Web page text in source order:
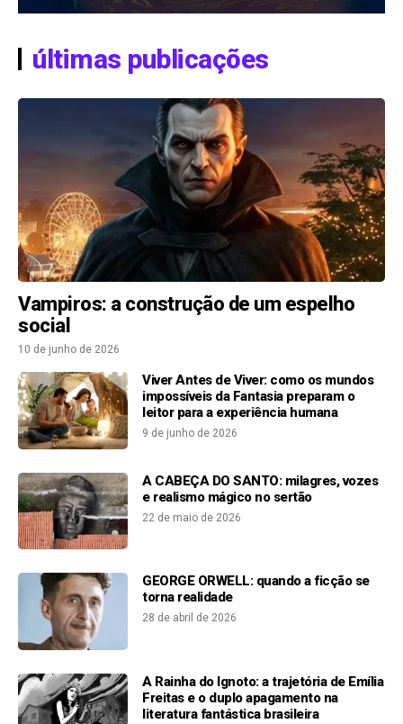
últimas publicações
Vampiros: a construção de um espelho
social
10 de junho de 2026
Viver Antes de Viver: como os mundos
impossíveis da Fantasia preparam o
leitor para a experiência humana
9 de junho de 2026
A CABEÇA DO SANTO: milagres, vozes
e realismo mágico no sertão
22 de maio de 2026
GEORGE ORWELL: quando a ficção se
torna realidade
28 de abril de 2026
A Rainha do Ignoto: a trajetória de Emília
Freitas e o duplo apagamento na
literatura fantástica brasileira